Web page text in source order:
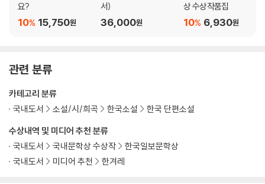
요?
15,750원
10%
서)
36,000원
상 수상작품집
6,930원
10%
관련 분류
수상내역 및 미디어 추천 분류
국내도서
국내문학상 수상작
한국일보문학상
국내도서
미디어 추천 한겨레
카테고리 분류
국내도서
소설/시/희곡 한국소설 한국 단편소설